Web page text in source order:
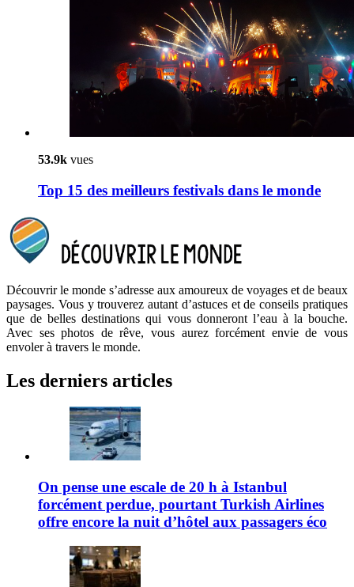
53.9k vues
Top 15 des meilleurs festivals dans le monde
Découvrir le monde s’adresse aux amoureux de voyages et de beaux
paysages. Vous y trouverez autant d’astuces et de conseils pratiques
que de belles destinations qui vous donneront l’eau à la bouche.
Avec ses photos de rêve, vous aurez forcément envie de vous
envoler à travers le monde.
Les derniers articles
On pense une escale de 20 h à Istanbul
forcément perdue, pourtant Turkish Airlines
offre encore la nuit d’hôtel aux passagers éco